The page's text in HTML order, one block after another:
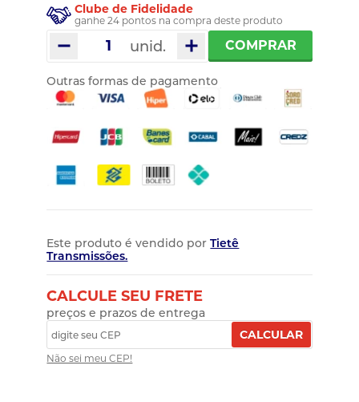
Clube de Fidelidade
ganhe 24 pontos na compra deste produto
unid. COMPRAR
Outras formas de pagamento
Este produto é vendido porTietê
Transmissões.
CALCULE SEU FRETE
preços e prazos de entrega
CALCULAR
Não sei meu CEP!